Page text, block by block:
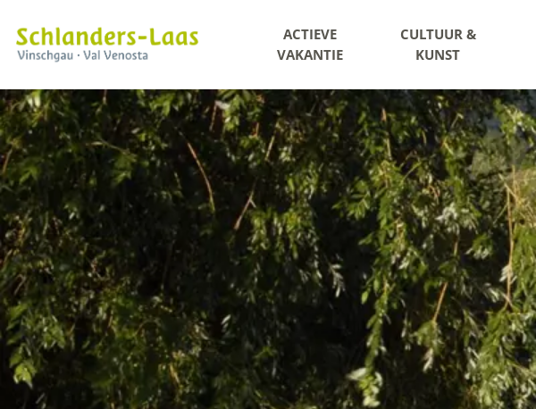
ACTIEVE
VAKANTIE
CULTUUR &
KUNST